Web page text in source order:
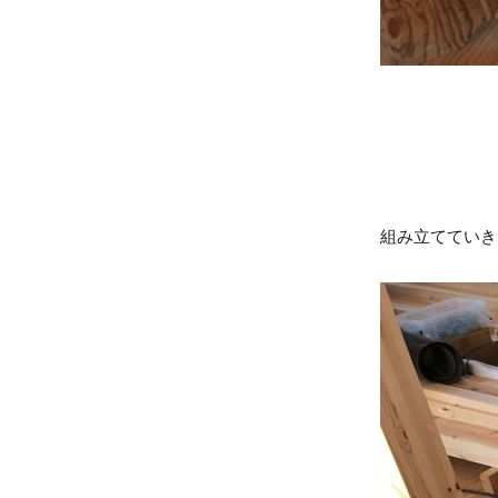
組み立ててい